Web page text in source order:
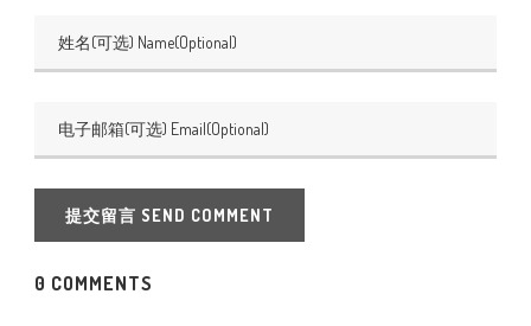
提交留言 SEND COMMENT
0 COMMENTS